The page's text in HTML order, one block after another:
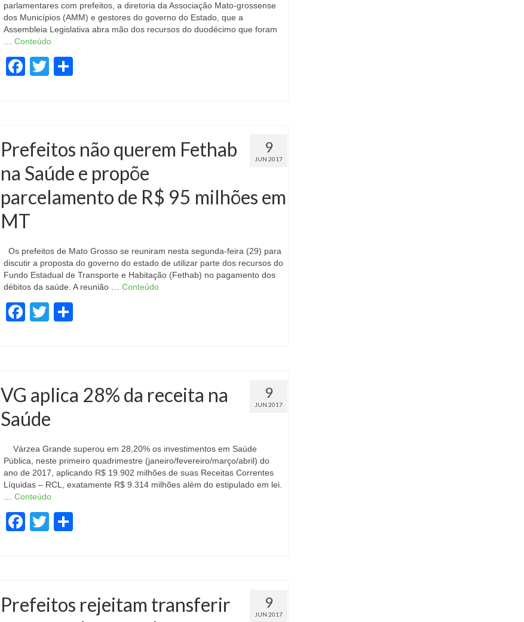
parlamentares com prefeitos, a diretoria da Associação Mato-grossense
dos Municípios (AMM) e gestores do governo do Estado, que a
Assembleia Legislativa abra mão dos recursos do duodécimo que foram
Conteúdo
Facebook
Twitter
9
JUN 2017
Prefeitos não querem Fethab
na Saúde e propõe
parcelamento de R$ 95 milhões em
MT
Os prefeitos de Mato Grosso se reuniram nesta segunda-feira (29) para
discutir a proposta do governo do estado de utilizar parte dos recursos do
Fundo Estadual de Transporte e Habitação (Fethab) no pagamento dos
débitos da saúde. A reunião … Conteúdo
Facebook
Twitter
9
JUN 2017
VG aplica 28% da receita na
Saúde
Várzea Grande superou em 28,20% os investimentos em Saúde
Pública, neste primeiro quadrimestre (janeiro/fevereiro/março/abril) do
ano de 2017, aplicando R$ 19.902 milhões de suas Receitas Correntes
Líquidas – RCL, exatamente R$ 9.314 milhões além do estipulado em lei.
Conteúdo
Facebook
Twitter
9
JUN 2017
Prefeitos rejeitam transferir